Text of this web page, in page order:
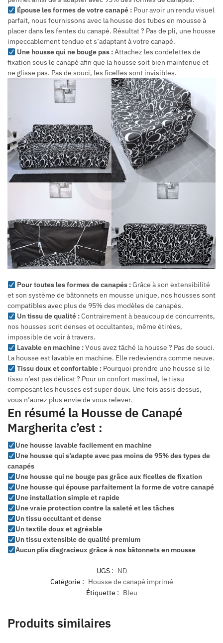
Épouse les formes de votre canapé :Pour avoir un rendu visuel
parfait, nous fournissons avec la housse des tubes en mousse à
placer dans les fentes du canapé. Résultat ? Pas de pli, une housse
impeccablement tendue et s’adaptant à votre canapé.
Une housse qui ne bouge pas :Attachez les cordelettes de
fixation sous le canapé afin que la housse soit bien maintenue et
ne glisse pas. Pas de souci, les ficelles sont invisibles.
Pour toutes les formes de canapés :Grâce à son extensibilité
et son système de bâtonnets en mousse unique, nos housses sont
compatibles avec plus de 95% des modèles de canapés.
Un tissu de qualité :Contrairement à beaucoup de concurrents,
nos housses sont denses et occultantes, même étirées,
impossible de voir à travers.
Lavable en machine :Vous avez tâché la housse ? Pas de souci.
La housse est lavable en machine. Elle redeviendra comme neuve.
Tissu doux et confortable :Pourquoi prendre une housse si le
tissu n’est pas délicat ? Pour un confort maximal, le tissu
composant les housses est super doux. Une fois assis dessus,
vous n’aurez plus envie de vous relever.
En résumé la Housse de Canapé
Margherita c’est :
Une housse lavable facilement en machine
Une housse qui s’adapte avec pas moins de 95% des types de
canapés
Une housse qui ne bouge pas grâce aux ficelles de fixation
Une housse qui épouse parfaitement la forme de votre canapé
Une installation simple et rapide
Une vraie protection contre la saleté et les tâches
Un tissu occultant et dense
Un textile doux et agréable
Un tissu extensible de qualité premium
Aucun plis disgracieux grâce à nos bâtonnets en mousse
UGS : ND
Catégorie : Housse de canapé imprimé
Étiquette : Bleu
Produits similaires